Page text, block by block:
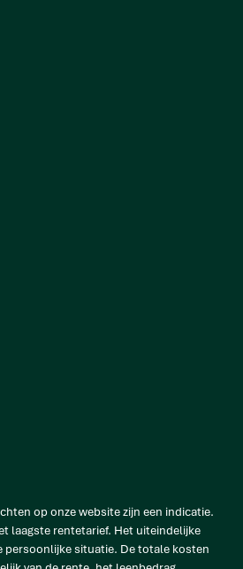
op onze website zijn een indicatie.
laagste rentetarief. Het uiteindelijke
persoonlijke situatie. De totale kosten